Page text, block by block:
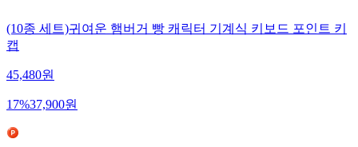
(10종 세트)귀여운 햄버거 빵 캐릭터 기계식 키보드 포인트 키
캡
45,480원
17%37,900원